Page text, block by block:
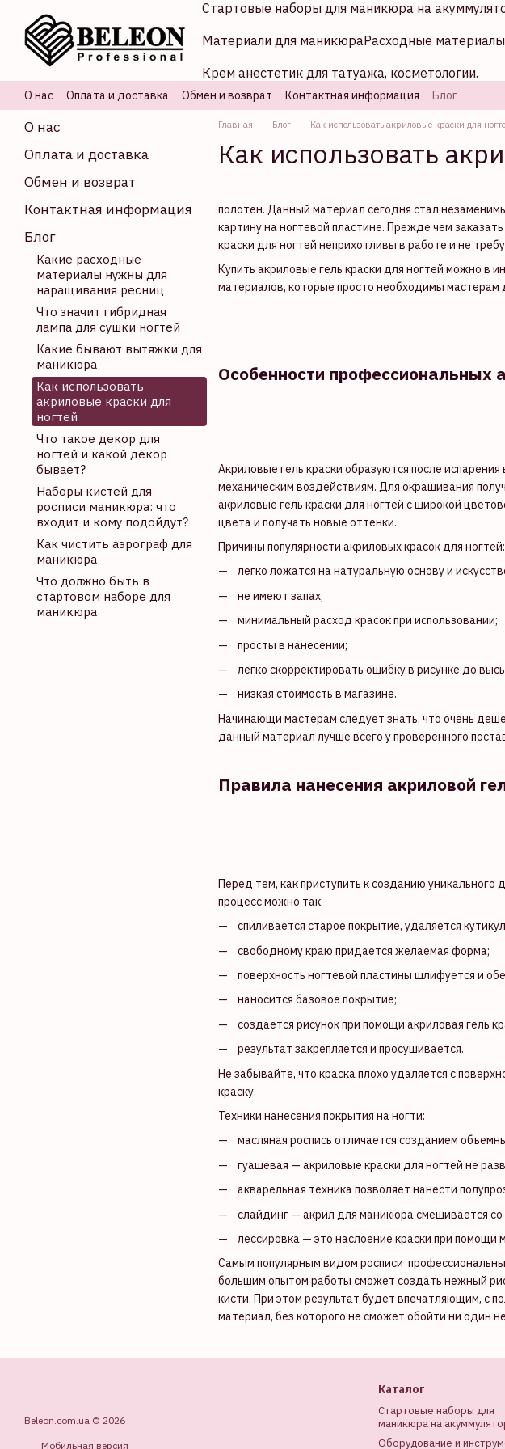
Перейти к основному контенту Стартовые наборы для маникюра на
Материали для маникюраРасходные материалы
Крем анестетик для татуажа, косметологии.
О нас Оплата и доставка Обмен и возврат Контактная информация Блог
Главная Блог Как использовать акриловые краски для
Как использовать
полотен. Данный материал сегодня стал
картину на ногтевой пластине. Прежде чем
краски для ногтей неприхотливы в работе и не
Купить акриловые гель краски для ногтей можно в
материалов, которые просто необходимы
Особенности профессиональных
Акриловые гель краски образуются после
механическим воздействиям. Для окрашивания
акриловые гель краски для ногтей с широкой
цвета и получать новые оттенки.
Причины популярности акриловых красок для ногтей:
легко ложатся на натуральную основу и
не имеют запах;
минимальный расход красок при использовании;
просты в нанесении;
легко скорректировать ошибку в рисунке до
низкая стоимость в магазине.
Начинающи мастерам следует знать, что очень
данный материал лучше всего у проверенного
Правила нанесения акриловой
Перед тем, как приступить к созданию
процесс можно так:
спиливается старое покрытие, удаляется
свободному краю придается желаемая форма;
поверхность ногтевой пластины шлифуется и
наносится базовое покрытие;
создается рисунок при помощи акриловая гель
результат закрепляется и просушивается.
Не забывайте, что краска плохо удаляется с
краску.
Техники нанесения покрытия на ногти:
масляная роспись отличается созданием
гуашевая — акриловые краски для ногтей не
акварельная техника позволяет нанести
слайдинг — акрил для маникюра смешивается
лессировка — это наслоение краски при помощи
Самым популярным видом росписи
большим опытом работы сможет создать нежный
кисти. При этом результат будет впечатляющим, с
материал, без которого не сможет обойти ни один
О нас
Оплата и доставка
Обмен и возврат
Контактная информация
Блог
Какие расходные
материалы нужны для
наращивания ресниц
Что значит гибридная
лампа для сушки ногтей
Какие бывают вытяжки для
маникюра
Как использовать
акриловые краски для
ногтей
Что такое декор для
ногтей и какой декор
бывает?
Наборы кистей для
росписи маникюра: что
входит и кому подойдут?
Как чистить аэрограф для
маникюра
Что должно быть в
стартовом наборе для
маникюра
Beleon.com.ua © 2026
Мобильная версия
Каталог
Стартовые наборы для
маникюра на
Оборудование и